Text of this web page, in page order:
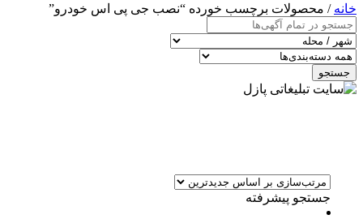
خانه / محصولات برچسب خورده “نصب جی پی اس خودرو”
جستجو
جستجو پیشرفته